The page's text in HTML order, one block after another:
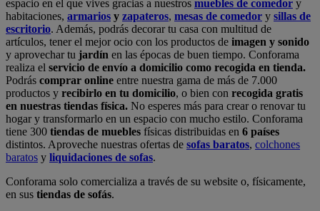
espacio en el que vives gracias a nuestros muebles de comedor y
habitaciones, armarios y zapateros, mesas de comedor y sillas de
escritorio. Además, podrás decorar tu casa con multitud de
artículos, tener el mejor ocio con los productos de imagen y sonido
y aprovechar tu jardín en las épocas de buen tiempo. Conforama
realiza el servicio de envío a domicilio como recogida en tienda.
Podrás comprar online entre nuestra gama de más de 7.000
productos y recibirlo en tu domicilio, o bien con recogida gratis
en nuestras tiendas física. No esperes más para crear o renovar tu
hogar y transformarlo en un espacio con mucho estilo. Conforama
tiene 300 tiendas de muebles físicas distribuidas en 6 países
distintos. Aproveche nuestras ofertas de sofas baratos, colchones
baratos y liquidaciones de sofas.
Conforama solo comercializa a través de su website o, físicamente,
en sus tiendas de sofás.